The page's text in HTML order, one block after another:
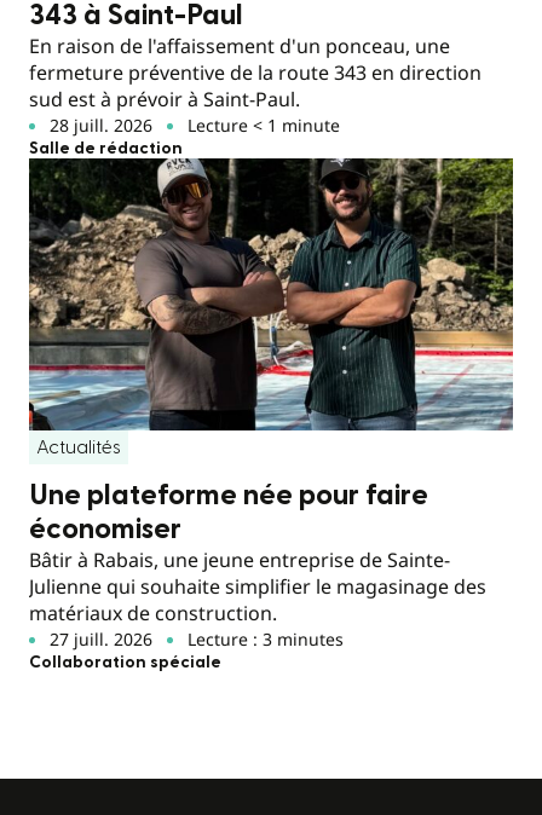
343 à Saint-Paul
En raison de l'affaissement d'un ponceau, une
fermeture préventive de la route 343 en direction
sud est à prévoir à Saint-Paul.
28 juill. 2026 Lecture < 1 minute
Salle de rédaction
Actualités
Une plateforme née pour faire
économiser
Bâtir à Rabais, une jeune entreprise de Sainte-
Julienne qui souhaite simplifier le magasinage des
matériaux de construction.
27 juill. 2026 Lecture : 3 minutes
Collaboration spéciale